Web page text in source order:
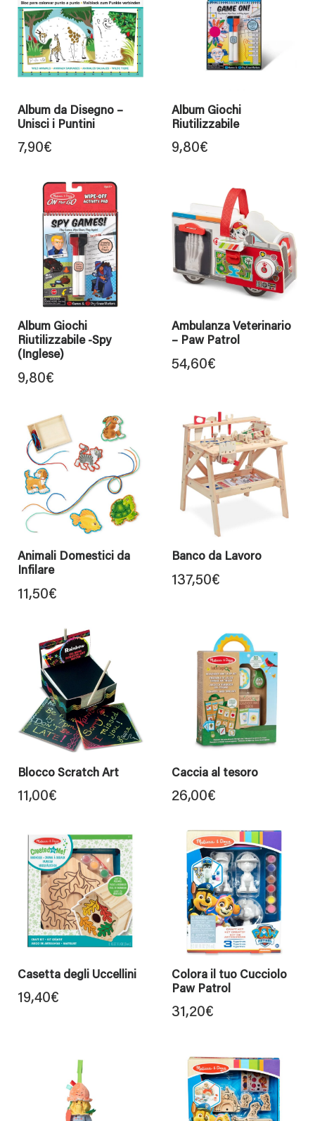
Album da Disegno –
Unisci i Puntini
7,90€
Album Giochi
Riutilizzabile
9,80€
Album Giochi
Riutilizzabile -Spy
(Inglese)
9,80€
Ambulanza Veterinario
– Paw Patrol
54,60€
Animali Domestici da
Infilare
11,50€
Banco da Lavoro
137,50€
Blocco Scratch Art
11,00€
Caccia al tesoro
26,00€
Casetta degli Uccellini
19,40€
Colora il tuo Cucciolo
Paw Patrol
31,20€